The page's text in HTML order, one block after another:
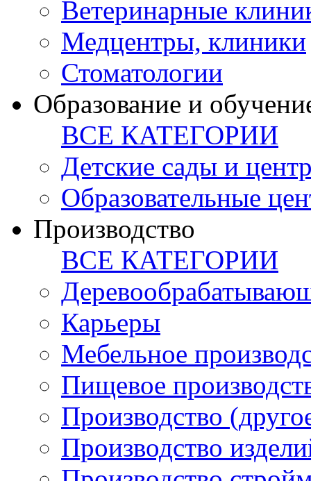
Ветеринарные
Медцентры, клиники
Стоматологии
Образование и
ВСЕ КАТЕГОРИИ
Детские сады и
Образовательные
Производство
ВСЕ КАТЕГОРИИ
Карьеры
Мебельное
Пищевое
Производство
Производство